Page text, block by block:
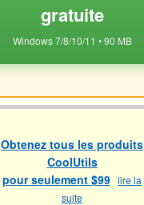
gratuite
Windows 7/8/10/11 • 90 MB
Obtenez tous les produits
CoolUtils
pour seulement $99 lire la
suite